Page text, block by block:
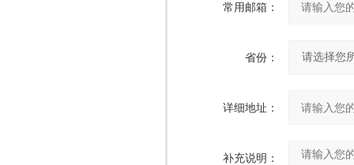
常用邮箱：
省份：
详细地址：
补充说明：